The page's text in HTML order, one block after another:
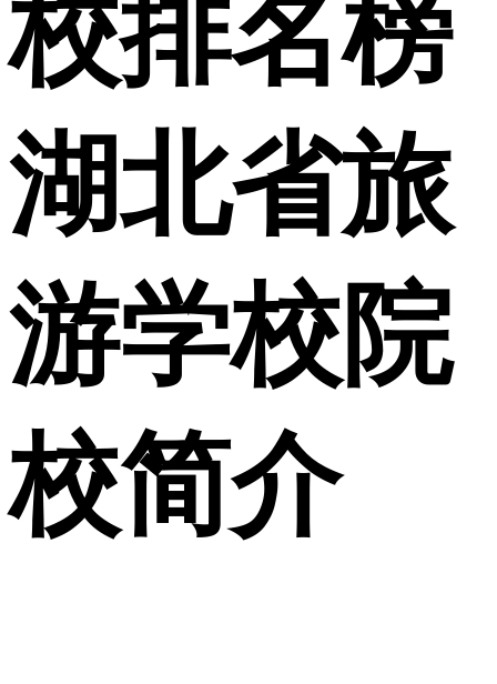
校排名榜
湖北省旅
游学校院
校简介